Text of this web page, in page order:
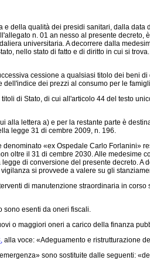
della qualità dei presidi sanitari, dalla
n. 01 an nesso al presente
universitaria. A decorrere dalla
nello stato di fatto e di diritto in cui si
cessione a qualsiasi titolo dei beni
dei prezzi al consumo per le
di Stato, di cui all'articolo 44 del testo
lettera a) e per la restante parte è
legge 31 di cembre 2009, n. 196.
«ex Ospedale Carlo Forlanini»
oltre il 31 di cembre 2030. Alle
di conversione del presente decreto.
si provvede a valere su gli
di manutenzione straordinaria in
esenti da oneri fiscali.
o maggiori oneri a carico della finanza
alla voce: «Adeguamento e ristrutturazione
sono sostituite dalle seguenti: